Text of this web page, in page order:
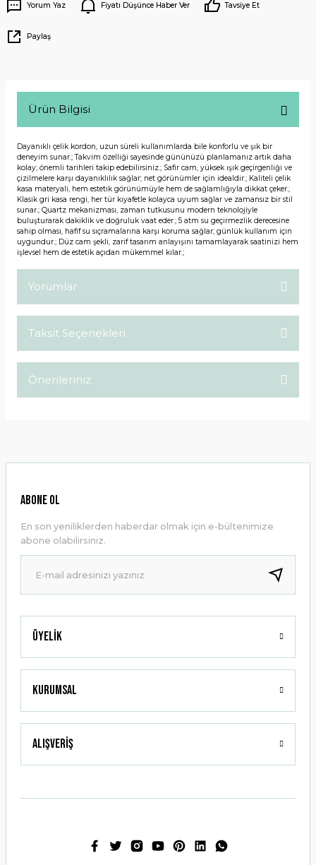
Yorum Yaz Fiyatı Düşünce Haber Ver Tavsiye Et
Paylaş
Ürün Bilgisi
Dayanıklı çelik kordon, uzun süreli kullanımlarda bile konforlu ve şık bir
deneyim sunar.; Takvim özelliği sayesinde gününüzü planlamanız artık daha
kolay; önemli tarihleri takip edebilirsiniz.; Safir cam, yüksek ışık geçirgenliği ve
çizilmelere karşı dayanıklılık sağlar; net görünümler için idealdir.; Kaliteli çelik
kasa materyali, hem estetik görünümüyle hem de sağlamlığıyla dikkat çeker.;
Klasik gri kasa rengi, her tür kıyafetle kolayca uyum sağlar ve zamansız bir stil
sunar.; Quartz mekanizması, zaman tutkusunu modern teknolojiyle
buluşturarak dakiklik ve doğruluk vaat eder.; 5 atm su geçirmezlik derecesine
sahip olması, hafif su sıçramalarına karşı koruma sağlar; günlük kullanım için
uygundur.; Düz cam şekli, zarif tasarım anlayışını tamamlayarak saatinizi hem
işlevsel hem de estetik açıdan mükemmel kılar.;
Yorumlar
Taksit Seçenekleri
Önerileriniz
Ürün resmi kalitesiz, bozuk veya görüntülenemiyor.
Ürün bilgilerinde hatalar bulunuyor.
Ürün fiyatı diğer sitelerden daha pahalı.
Bu ürüne benzer farklı alternatifler olmalı.
Gönder
Üyelik
Kurumsal
Alışveriş
ABONE OL
En son yeniliklerden haberdar olmak için e-bültenimize
abone olabilirsiniz.